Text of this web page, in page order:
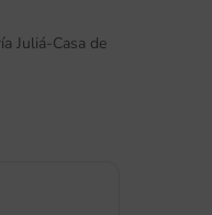
Juliá-Casa de